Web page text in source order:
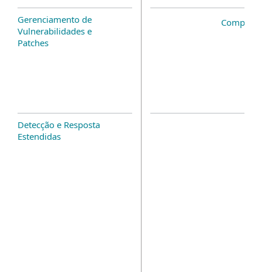
Gerenciamento de
Vulnerabilidades e
Patches
Detecção e Resposta
Estendidas